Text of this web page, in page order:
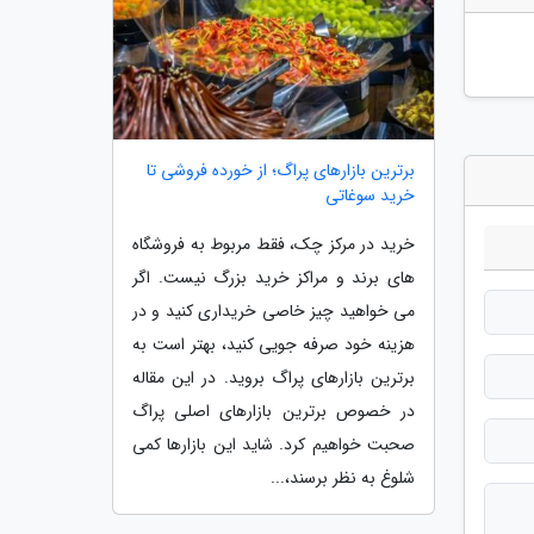
برترین بازارهای پراگ؛ از خورده فروشی تا
خرید سوغاتی
خرید در مرکز چک، فقط مربوط به فروشگاه
های برند و مراکز خرید بزرگ نیست. اگر
می خواهید چیز خاصی خریداری کنید و در
هزینه خود صرفه جویی کنید، بهتر است به
برترین بازارهای پراگ بروید. در این مقاله
در خصوص برترین بازارهای اصلی پراگ
صحبت خواهیم کرد. شاید این بازارها کمی
شلوغ به نظر برسند،...